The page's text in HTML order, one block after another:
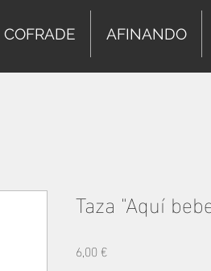
COFRADE AFINANDO
Taza "Aquí
6,00 €Precio